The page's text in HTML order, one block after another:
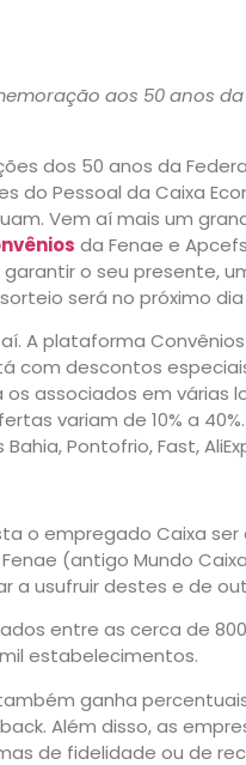
aos 50 anos da
dos 50 anos da
do Pessoal da Caixa
Vem aí mais um
da Fenae e
o seu presente,
sorteio será no próximo
A plataforma
com descontos
os associados em várias
variam de 10% a
Pontofrio, Fast,
o empregado Caixa ser
(antigo Mundo
a usufruir destes e de
entre as cerca de
estabelecimentos.
ganha
Além disso, as
de fidelidade ou de